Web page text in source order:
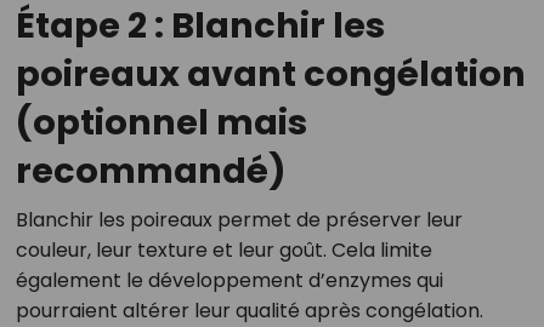
Étape 2 : Blanchir les
poireaux avant congélation
(optionnel mais
recommandé)
Blanchir les poireaux permet de préserver leur
couleur, leur texture et leur goût. Cela limite
également le développement d’enzymes qui
pourraient altérer leur qualité après congélation.